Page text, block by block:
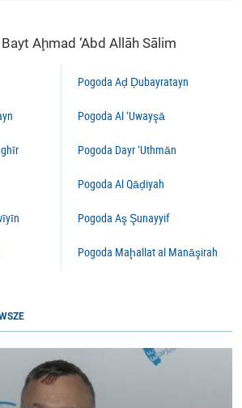
Aḩmad ‘Abd Allāh Sālim
Pogoda Aḑ Ḑubayratayn
Pogoda Al ‘Uwayşā
Pogoda Dayr ‘Uthmān
Pogoda Al Qāḑiyah
Pogoda Aş Şunayyif
Pogoda Maḩallat al Manāşirah